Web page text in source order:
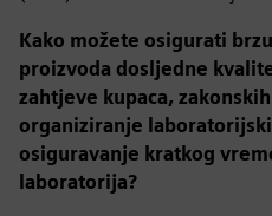
Kako možete osigurati
proizvoda dosljedne
zahtjeve kupaca,
organiziranje
osiguravanje kratkog
laboratorija?